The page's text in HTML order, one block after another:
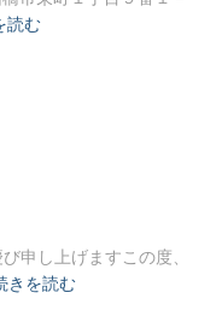
読む
申し上げますこの度、
きを読む